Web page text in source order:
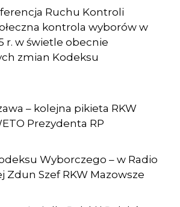
Ruchu Kontroli
kontrola wyborów w
r. w świetle obecnie
zmian Kodeksu
– kolejna pikieta RKW
Prezydenta RP
Wyborczego – w Radio
Zdun Szef RKW Mazowsze